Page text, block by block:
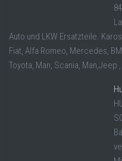
Auto und LKW Ersatzteile.
Fiat, Alfa Romeo, Mercedes,
Toyota, Man, Scania,